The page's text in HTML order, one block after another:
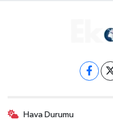
Hava Durumu